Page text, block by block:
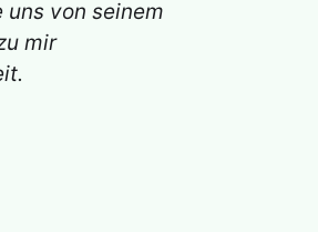
von seinem
mir